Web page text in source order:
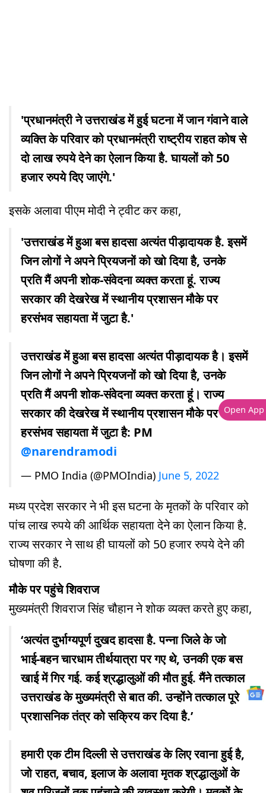
'प्रधानमंत्री ने उत्तराखंड में हुई घटना में जान गंवाने वाले
व्यक्ति के परिवार को प्रधानमंत्री राष्ट्रीय राहत कोष से
दो लाख रुपये देने का ऐलान किया है. घायलों को 50
हजार रुपये दिए जाएंगे.'
इसके अलावा पीएम मोदी ने ट्वीट कर कहा,
'उत्तराखंड में हुआ बस हादसा अत्यंत पीड़ादायक है. इसमें
जिन लोगों ने अपने प्रियजनों को खो दिया है, उनके
प्रति मैं अपनी शोक-संवेदना व्यक्त करता हूं. राज्य
सरकार की देखरेख में स्थानीय प्रशासन मौके पर
हरसंभव सहायता में जुटा है.'
उत्तराखंड में हुआ बस हादसा अत्यंत पीड़ादायक है। इसमें
जिन लोगों ने अपने प्रियजनों को खो दिया है, उनके
प्रति मैं अपनी शोक-संवेदना व्यक्त करता हूं। राज्य
सरकार की देखरेख में स्थानीय प्रशासन मौके पर
हरसंभव सहायता में जुटा है: PM
@narendramodi
— PMO India (@PMOIndia) June 5, 2022
मध्य प्रदेश सरकार ने भी इस घटना के मृतकों के परिवार को
पांच लाख रुपये की आर्थिक सहायता देने का ऐलान किया है.
राज्य सरकार ने साथ ही घायलों को 50 हजार रुपये देने की
घोषणा की है.
मौके पर पहुंचे शिवराज
मुख्यमंत्री शिवराज सिंह चौहान ने शोक व्यक्त करते हुए कहा,
‘अत्यंत दुर्भाग्यपूर्ण दुखद हादसा है. पन्ना जिले के जो
भाई-बहन चारधाम तीर्थयात्रा पर गए थे, उनकी एक बस
खाई में गिर गई. कई श्रद्धालुओं की मौत हुई. मैंने तत्काल
उत्तराखंड के मुख्यमंत्री से बात की. उन्होंने तत्काल पूरे
प्रशासनिक तंत्र को सक्रिय कर दिया है.’
हमारी एक टीम दिल्ली से उत्तराखंड के लिए रवाना हुई है,
जो राहत, बचाव, इलाज के अलावा मृतक श्रद्धालुओं के
Open App